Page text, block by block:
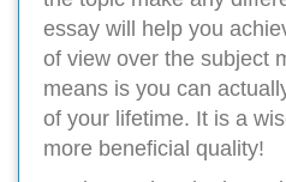
essay will help you
of view over the subject
means is you can
of your lifetime. It is a
more beneficial quality!